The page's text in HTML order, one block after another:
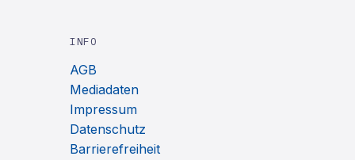
INFO
AGB
Mediadaten
Impressum
Datenschutz
Barrierefreiheit